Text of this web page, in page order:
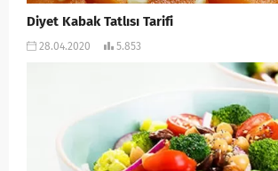
Diyet Kabak Tatlısı Tarifi
28.04.2020 5.853